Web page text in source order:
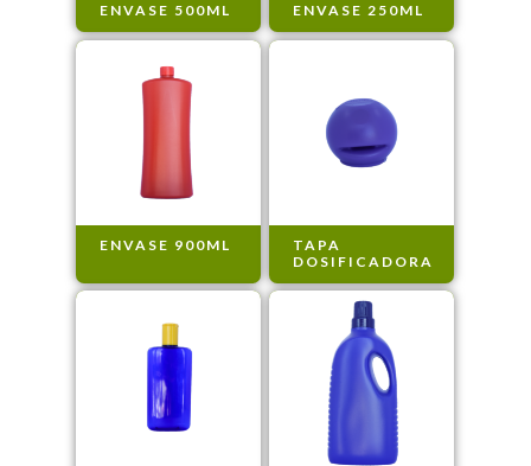
ENVASE 500ML ENVASE 250ML
ENVASE 900ML
TAPA
DOSIFICADORA